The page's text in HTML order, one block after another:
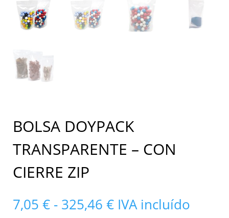
BOLSA DOYPACK
TRANSPARENTE – CON
CIERRE ZIP
7,05 € - 325,46 €Rango
IVA incluído